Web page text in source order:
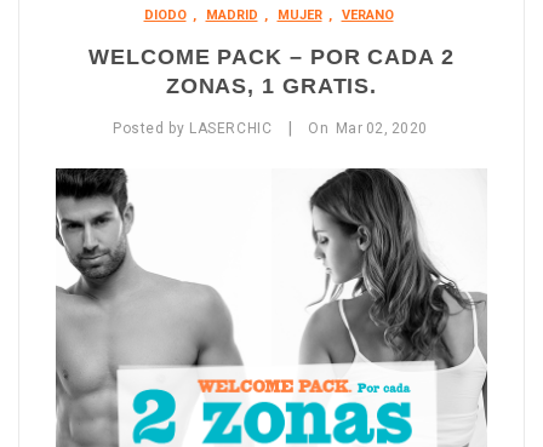
DIODO , MADRID , MUJER , VERANO
WELCOME PACK – POR CADA 2
ZONAS, 1 GRATIS.
Posted by LASERCHIC On Mar 02, 2020